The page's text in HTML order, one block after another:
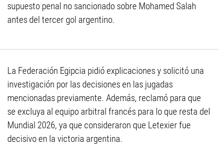
supuesto penal no sancionado sobre Mohamed Salah
antes del tercer gol argentino.
La Federación Egipcia pidió explicaciones y solicitó una
investigación por las decisiones en las jugadas
mencionadas previamente. Además, reclamó para que
se excluya al equipo arbitral francés para lo que resta del
Mundial 2026, ya que consideraron que Letexier fue
decisivo en la victoria argentina.